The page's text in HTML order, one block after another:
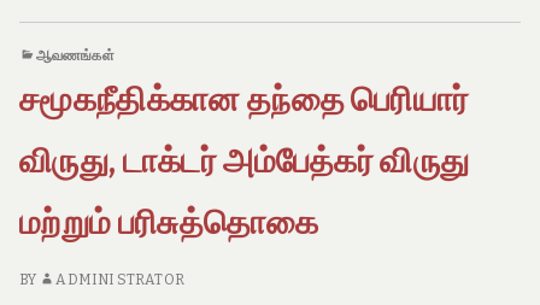
விருதுகள்
அறிவிப்பு
ஆவணங்கள்
சமூகநீதிக்கான தந்தை பெரியார்
விருது, டாக்டர் அம்பேத்கர் விருது
மற்றும் பரிசுத்தொகை
BY ADMINI STRATOR